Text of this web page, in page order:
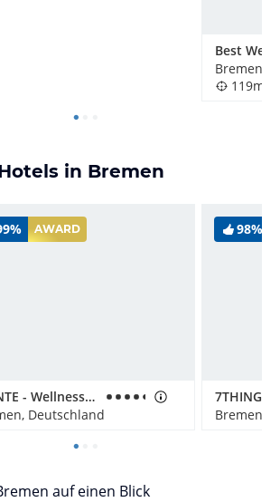
Bremen,
119m
in Bremen
AWARD
MUNTE - Wellnesshotel am Stadtwald
Deutschland
98%
Bremen,
auf einen Blick